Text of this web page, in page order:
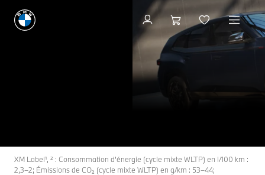
THE NEW
XM
Les nouveaux modèles
BMW XM.
XM Label¹, ² : Consommation d'énergie (cycle mixte WLTP) en l/100 km :
2,3–2; Émissions de CO₂ (cycle mixte WLTP) en g/km : 53–44;
Configuration & Prix